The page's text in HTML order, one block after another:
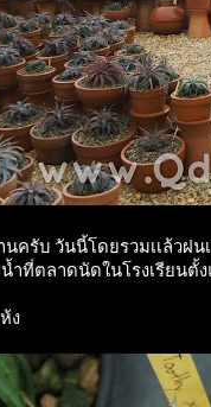
นครับ วันนี้โดยรวมเเล้วฝ
ำที่ตลาดนัดในโรงเรียนตั้
ง